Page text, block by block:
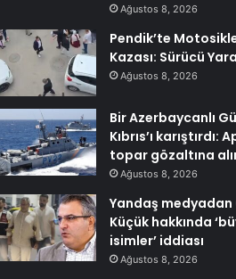
Ağustos 8, 2026
Pendik’te
Kazası: Sürücü
Ağustos 8, 2026
Bir Azerbaycanlı
Kıbrıs’ı karıştırdı:
topar gözaltına
Ağustos 8, 2026
Yandaş medyadan
Küçük hakkında
isimler’ iddiası
Ağustos 8, 2026